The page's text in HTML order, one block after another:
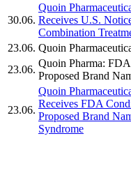
30.06.
Quoin
Receives U.S.
Combination
23.06. Quoin
23.06.
Quoin Pharma:
Proposed Brand
23.06.
Quoin
Receives FDA
Proposed Brand
Syndrome